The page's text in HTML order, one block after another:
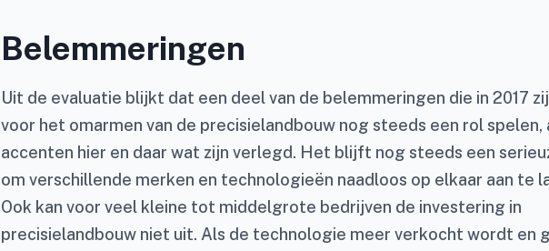
Belemmeringen
Uit de evaluatie blijkt dat een deel van de belemmeringen die in 2017
voor het omarmen van de precisielandbouw nog steeds een rol spelen,
accenten hier en daar wat zijn verlegd. Het blijft nog steeds een
om verschillende merken en technologieën naadloos op elkaar aan te
Ook kan voor veel kleine tot middelgrote bedrijven de investering in
precisielandbouw niet uit. Als de technologie meer verkocht wordt en